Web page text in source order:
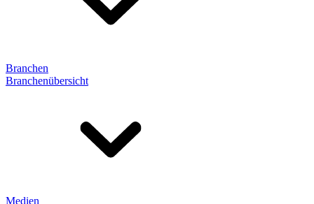
Branchen
Branchenübersicht
Medien